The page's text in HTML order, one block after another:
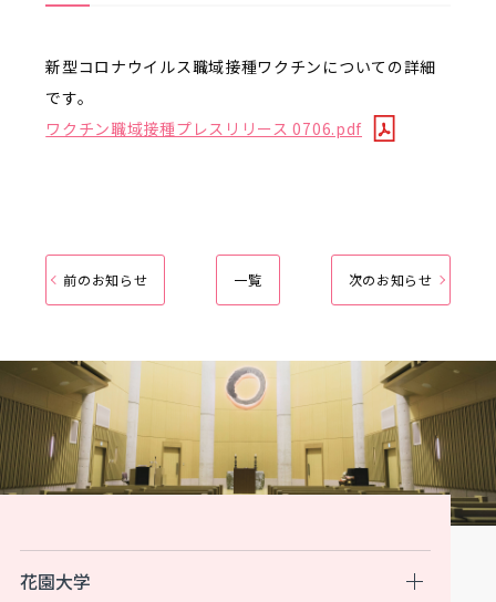
新型コロナウイルス職域接種ワクチンについての詳細
です。
ワクチン職域接種プレスリリース 0706.pdf
前のお知らせ 一覧 次のお知らせ
花園大学